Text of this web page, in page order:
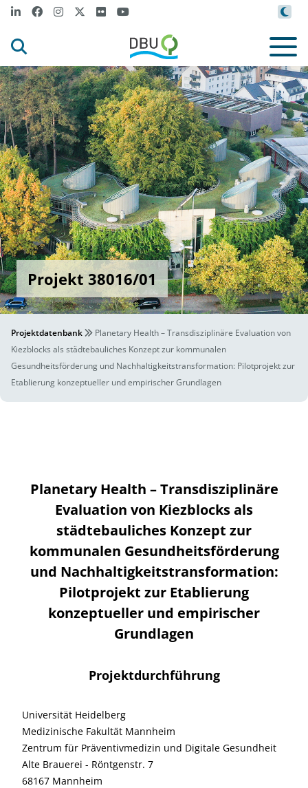
Projekt 38016/01
Projektdatenbank
Planetary Health – Transdisziplinäre Evaluation von
Kiezblocks als städtebauliches Konzept zur kommunalen
Gesundheitsförderung und Nachhaltigkeitstransformation: Pilotprojekt zur
Etablierung konzeptueller und empirischer Grundlagen
Planetary Health – Transdisziplinäre
Evaluation von Kiezblocks als
städtebauliches Konzept zur
kommunalen Gesundheitsförderung
und Nachhaltigkeitstransformation:
Pilotprojekt zur Etablierung
konzeptueller und empirischer
Grundlagen
Projektdurchführung
Universität Heidelberg
Medizinische Fakultät Mannheim
Zentrum für Präventivmedizin und Digitale Gesundheit
Alte Brauerei - Röntgenstr. 7
68167 Mannheim